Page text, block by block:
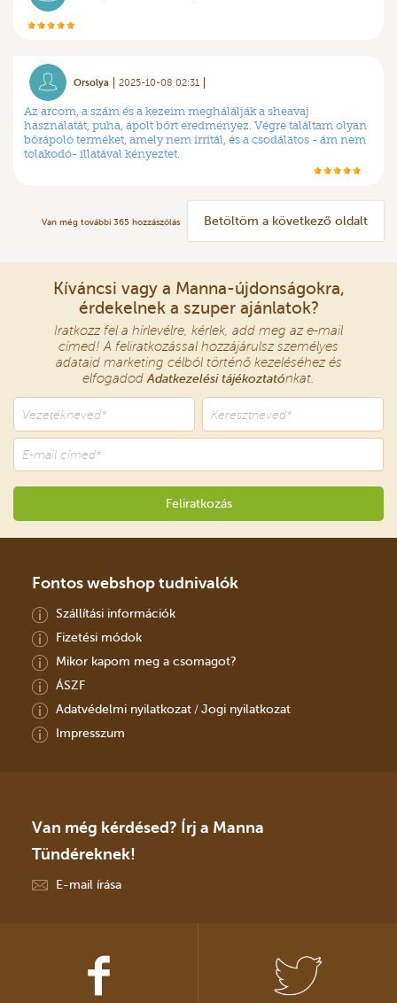
Orsolya 2025-10-08 02:31
Az arcom, a szám és a kezeim meghálálják a sheavaj
használatát, puha, ápolt bőrt eredményez. Végre találtam olyan
bőrápoló terméket, amely nem irritál, és a csodálatos - ám nem
tolakodó- illatával kényeztet.
Van még további 365 hozzászólás Betöltöm a következő oldalt
Kíváncsi vagy a Manna-újdonságokra,
érdekelnek a szuper ajánlatok?
Iratkozz fel a hírlevélre, kérlek, add meg az e-mail
címed! A feliratkozással hozzájárulsz személyes
adataid marketing célból történő kezeléséhez és
elfogadodAdatkezelési tájékoztatónkat.
Fontos webshop tudnivalók
Szállítási információk
Fizetési módok
Mikor kapom meg a csomagot?
ÁSZF
Adatvédelmi nyilatkozat/ Jogi nyilatkozat
Impresszum
Van még kérdésed? Írj a Manna
Tündéreknek!
E-mail írása